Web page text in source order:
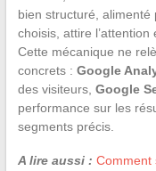
bien structuré,
choisis, attire
Cette mécanique ne
concrets : Google
des visiteurs, Google
performance sur les
segments précis.
A lire aussi : Comment